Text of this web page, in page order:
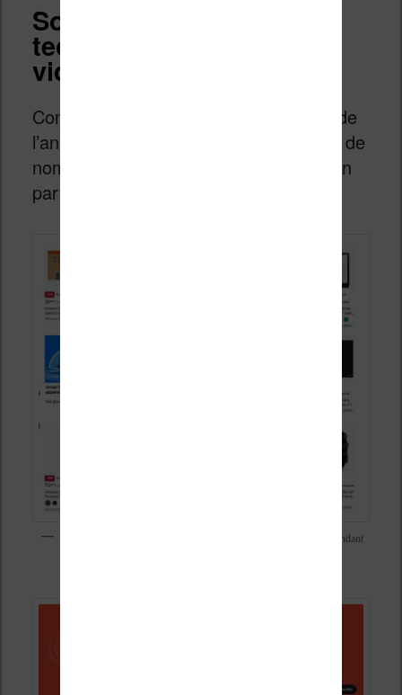
Soldes d’été 2026 : high-
tech, smartphone, jeux
vidéos, DVD, etc
Comme à chaque fois à cette période de
l’année, vous aurez des réductions sur de
nombreux rayons (high tech et photo en
particulier).
Des nombreuses promotions super intéressantes sur Amazon pendant